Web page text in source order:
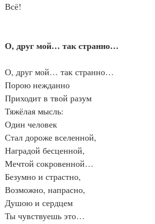
Всё!
О, друг мой… так странно…
О, друг мой… так странно…
Порою нежданно
Приходит в твой разум
Тяжёлая мысль:
Один человек
Стал дороже вселенной,
Наградой бесценной,
Мечтой сокровенной…
Безумно и страстно,
Возможно, напрасно,
Душою и сердцем
Ты чувствуешь это…